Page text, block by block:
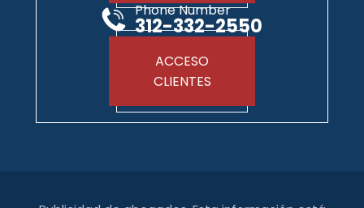
Phone Number
312-332-2550
ACCESO
CLIENTES